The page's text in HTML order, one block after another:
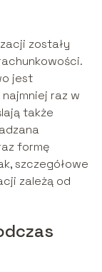
zostały
jest
raz w
także
formę
szczegółowe
zależą od